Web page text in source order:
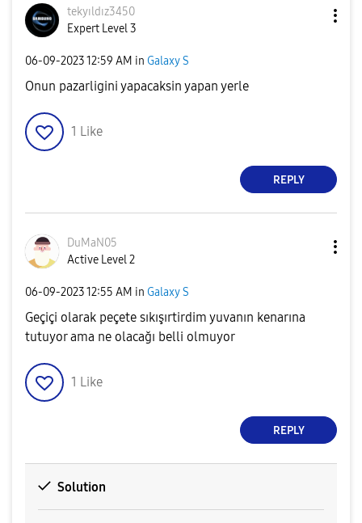
tekyıldız3450
Expert Level 3
‎06-09-202312:59 AM in Galaxy S
Onun pazarligini yapacaksin yapan yerle
1 Like
REPLY
DuMaN05
Active Level 2
‎06-09-202312:55 AM in Galaxy S
Geçiçi olarak peçete sıkışırtirdim yuvanın kenarına
tutuyor ama ne olacağı belli olmuyor
1 Like
REPLY
Solution